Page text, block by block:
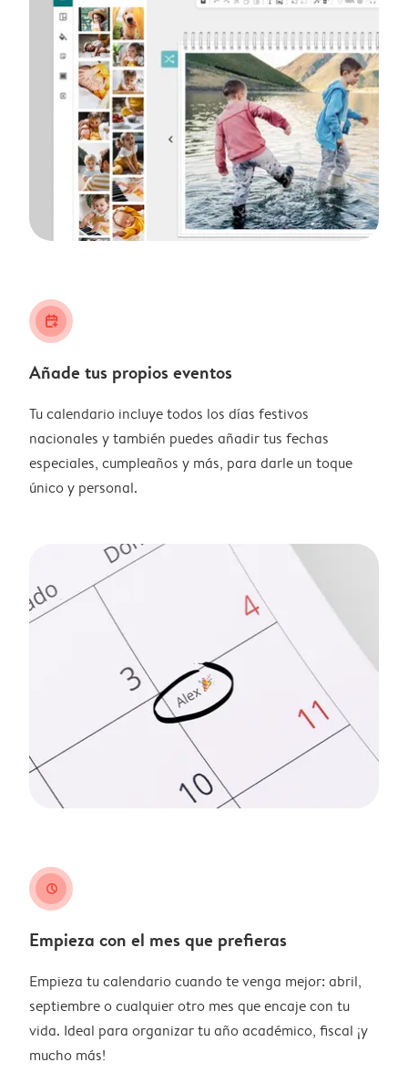
calendar_plus
Añade tus propios eventos
Tu calendario incluye todos los días festivos
nacionales y también puedes añadir tus fechas
especiales, cumpleaños y más, para darle un toque
único y personal.
clock
Empieza con el mes que prefieras
Empieza tu calendario cuando te venga mejor: abril,
septiembre o cualquier otro mes que encaje con tu
vida. Ideal para organizar tu año académico, fiscal ¡y
mucho más!